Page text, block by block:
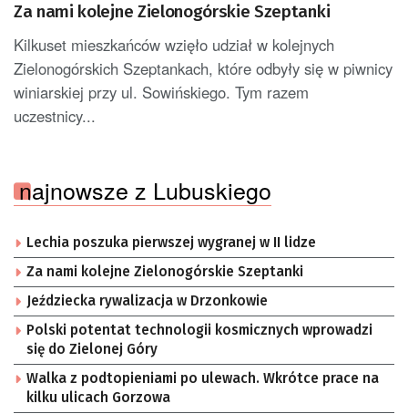
Za nami kolejne Zielonogórskie Szeptanki
Kilkuset mieszkańców wzięło udział w kolejnych
Zielonogórskich Szeptankach, które odbyły się w piwnicy
winiarskiej przy ul. Sowińskiego. Tym razem
uczestnicy...
najnowsze z Lubuskiego
Lechia poszuka pierwszej wygranej w II lidze
Za nami kolejne Zielonogórskie Szeptanki
Jeździecka rywalizacja w Drzonkowie
Polski potentat technologii kosmicznych wprowadzi
się do Zielonej Góry
Walka z podtopieniami po ulewach. Wkrótce prace na
kilku ulicach Gorzowa